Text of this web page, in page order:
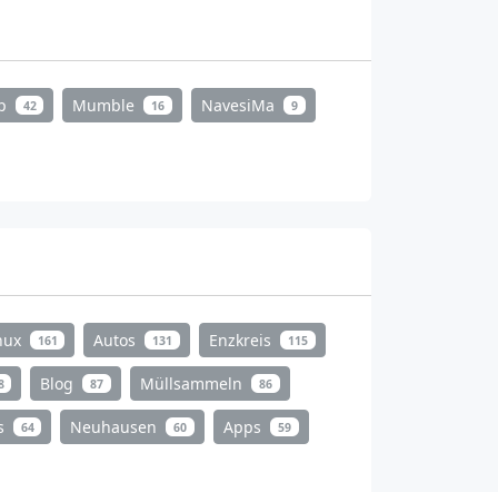
42 Mumble 16 NavesiMa 9
161 Autos 131 Enzkreis 115
Blog 87 Müllsammeln 86
64 Neuhausen 60 Apps 59